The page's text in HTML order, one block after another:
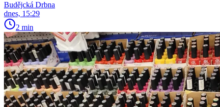
Budějcká Drbna
dnes, 15:29
2 min